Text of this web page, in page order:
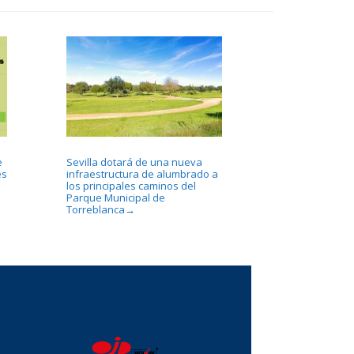
Sevilla dotará de una nueva
infraestructura de alumbrado a
los principales caminos del
Parque Municipal de
Torreblanca →